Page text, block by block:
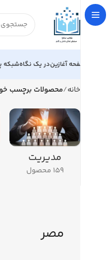
صفحه آغازیندر یک نگاهشبکه
خانه محصولات برچسب
مديريت
159 محصول
مصر